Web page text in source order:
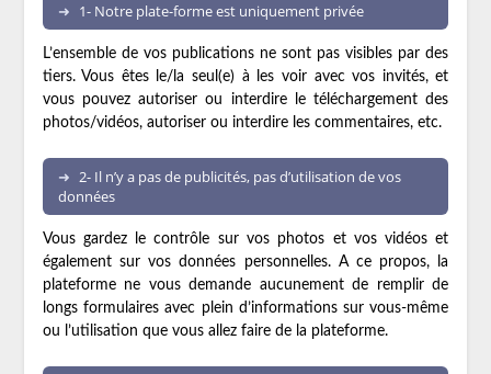
1- Notre plate-forme est uniquement privée
L’ensemble de vos publications ne sont pas visibles par des
tiers. Vous êtes le/la seul(e) à les voir avec vos invités, et
vous pouvez autoriser ou interdire le téléchargement des
photos/vidéos, autoriser ou interdire les commentaires, etc.
2- Il n’y a pas de publicités, pas d’utilisation de vos
données
Vous gardez le contrôle sur vos photos et vos vidéos et
également sur vos données personnelles. A ce propos, la
plateforme ne vous demande aucunement de remplir de
longs formulaires avec plein d’informations sur vous-même
ou l’utilisation que vous allez faire de la plateforme.